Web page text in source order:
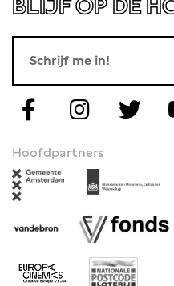
BLIJF OP DE
Hoofdpartners